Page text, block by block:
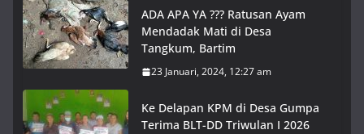
ADA APA YA ??? Ratusan Ayam
Mendadak Mati di Desa
Tangkum, Bartim
23 Januari, 2024, 12:27 am
Ke Delapan KPM di Desa Gumpa
Terima BLT-DD Triwulan I 2026